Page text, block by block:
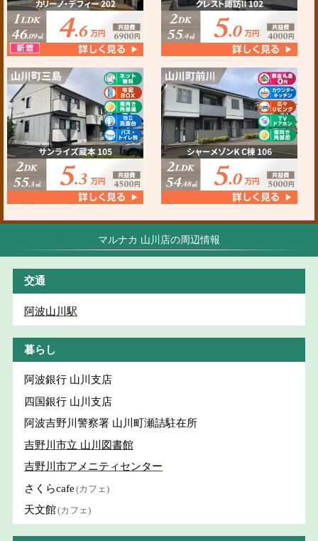
マルナカ 山川店の周辺情報
交通
阿波山川駅
暮らし
阿波銀行 山川支店
四国銀行 山川支店
阿波吉野川警察署 山川町瀬詰駐在所
吉野川市立 山川図書館
吉野川市アメニティセンター
さくらcafe (カフェ)
天文館(カフェ)